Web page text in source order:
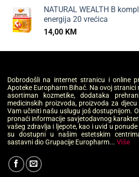
NATURAL WEALTH B
energija 20 vrećica
14,00 KM
Dobrodošli na internet stranicu i online
Apoteke Europharm Bihać. Na ovoj stranici
asortiman kozmetike, dodataka
medicinskih proizvoda, proizvoda za
Vam učiniti našu uslugu još dostupnijom.
pronaći informacije savjetodavnog
vašeg zdravlja i ljepote, kao i uvid u
su dostupni u našim estetskim
sastavni dio Grupacije Europharm... Više